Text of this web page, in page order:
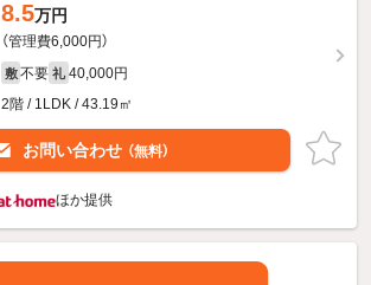
8.5万円
（管理費6,000円）
敷 不要 礼 40,000円
2階 / 1LDK / 43.19㎡
お問い合わせ （無料）
ほか提供